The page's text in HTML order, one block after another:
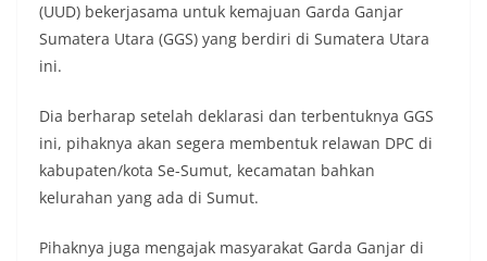
(UUD) bekerjasama untuk kemajuan Garda Ganjar
Sumatera Utara (GGS) yang berdiri di Sumatera Utara
ini.
Dia berharap setelah deklarasi dan terbentuknya GGS
ini, pihaknya akan segera membentuk relawan DPC di
kabupaten/kota Se-Sumut, kecamatan bahkan
kelurahan yang ada di Sumut.
Pihaknya juga mengajak masyarakat Garda Ganjar di